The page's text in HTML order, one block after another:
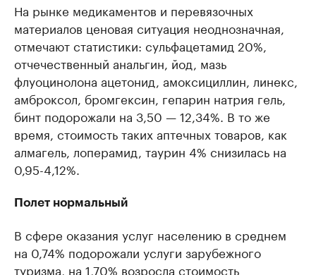
На рынке медикаментов и перевязочных
материалов ценовая ситуация неоднозначная,
отмечают статистики: сульфацетамид 20%,
отчечественный анальгин, йод, мазь
флуоцинолона ацетонид, амоксициллин, линекс,
амброксол, бромгексин, гепарин натрия гель,
бинт подорожали на 3,50 — 12,34%. В то же
время, стоимость таких аптечных товаров, как
алмагель, лоперамид, таурин 4% снизилась на
0,95-4,12%.
Полет нормальный
В сфере оказания услуг населению в среднем
на 0,74% подорожали услуги зарубежного
туризма, на 1,70% возросла стоимость